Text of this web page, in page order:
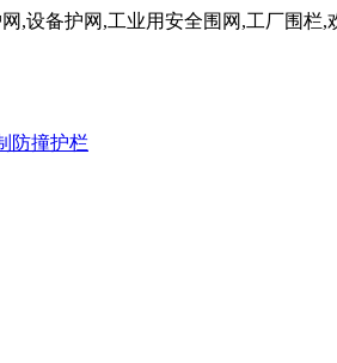
,设备护网,工业用安全围网,工厂围栏,
防撞护栏